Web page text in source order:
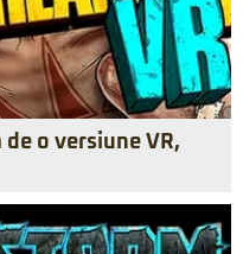
o versiune VR,